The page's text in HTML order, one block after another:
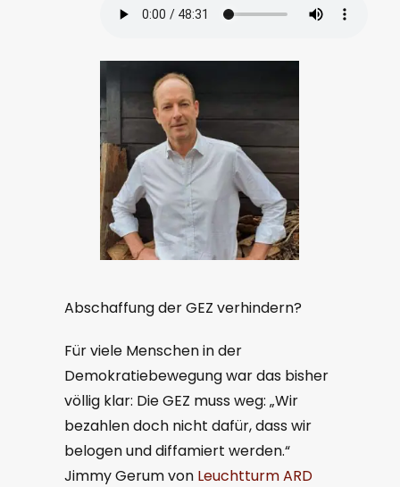
Abschaffung der GEZ verhindern?
Für viele Menschen in der
Demokratiebewegung war das bisher
völlig klar: Die GEZ muss weg: „Wir
bezahlen doch nicht dafür, dass wir
belogen und diffamiert werden.“
Jimmy Gerum von Leuchtturm ARD